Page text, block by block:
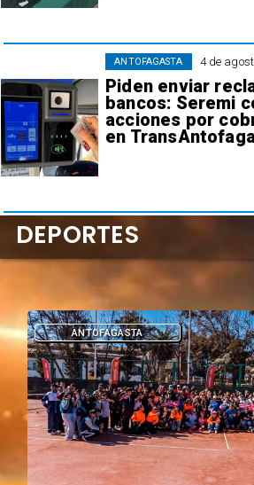
4 de
Piden enviar
bancos: Seremi
acciones por
en
ANTOFAGASTA
ANTOFAGASTA
DEPORTES